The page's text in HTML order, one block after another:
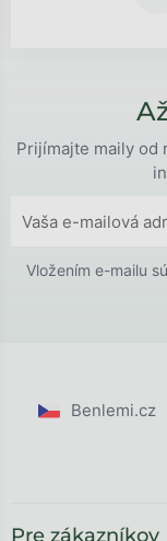
Prijímajte maily od
Vložením e-mailu
Benlemi.cz
Pre zákazníkov